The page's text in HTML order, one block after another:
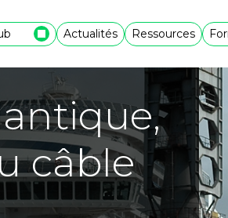
Actualités Ressources
câble